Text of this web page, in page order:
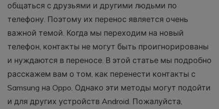
фотографии, видео и многое
другое со смартфона на смартфон,
со смартфона на ПК и наоборот.
Резервное копирование и
18+ типов данных и данных
WhatsApp на ПК. С легкостью
общаться с друзьями и другими людьми по
телефону. Поэтому их перенос является очень
важной темой. Когда мы переходим на новый
телефон, контакты не могут быть проигнорированы
и нуждаются в переносе. В этой статье мы подробно
расскажем вам о том, как перенести контакты с
Samsung на Oppo. Однако эти методы могут подойти
и для других устройств Android. Пожалуйста,